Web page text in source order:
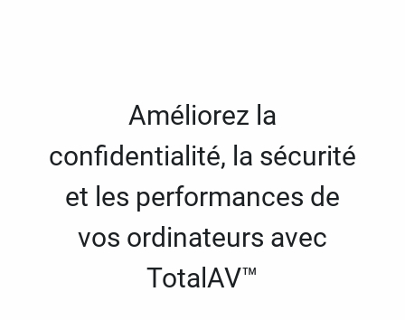
Améliorez la
confidentialité, la sécurité
et les performances de
vos ordinateurs avec
TotalAV™